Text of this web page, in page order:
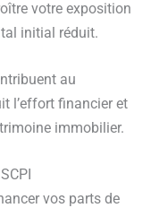
votre exposition
initial réduit.
au
l’effort financier et
immobilier.
vos parts de